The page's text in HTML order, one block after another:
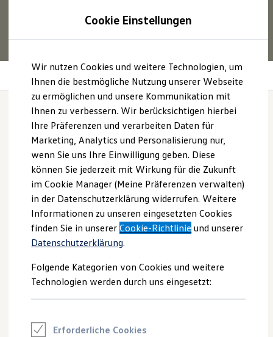
Hauptinhalt
springen
Footer
springen
Profitieren Sie von bis zu6.000 € 1
VolkswagenID. oder
Hybridmodelle.
Mehr zur E‑Auto-Förderung
Modelle und Konfigurator
Konfigurator
Modelle vergleichen
Konfiguration laden
Autosuche
Elektroautos
ENERGY Sondermodelle
Nutzfahrzeuge
SUV und CUV
Familienautos
Kombis
Kompaktwagen
Sportwagen
Schnell verfügbare Fahrzeuge
Angebote und Produkte
Aktuelle Angebote
E-Auto-Förderung
Volkswagen Marktplatz
Elektromobilität bei Gebrauchtwagen
Assistenzsysteme für mehr Sicherheit
Assistenzsysteme für
mehr Sicherheit im
Überblick:
Emergency Assist
Notbremsassistent „Front Assist“
Abbiegebremsfunktion und
Ausweichunterstützung
Proaktives Insassenschutzsystem
Cookie Einstellungen
Wir nutzen Cookies und weitere Technologien, um
Ihnen die bestmögliche Nutzung unserer Webseite
zu ermöglichen und unsere Kommunikation mit
Ihnen zu verbessern. Wir berücksichtigen hierbei
Ihre Präferenzen und verarbeiten Daten für
Marketing, Analytics und Personalisierung nur,
wenn Sie uns Ihre Einwilligung geben. Diese
können Sie jederzeit mit Wirkung für die Zukunft
im Cookie Manager (Meine Präferenzen verwalten)
in der Datenschutzerklärung widerrufen. Weitere
Informationen zu unseren eingesetzten Cookies
finden Sie in unsererCookie-Richtlinie und unserer
Datenschutzerklärung.
Folgende Kategorien von Cookies und weitere
Technologien werden durch uns eingesetzt:
Erforderliche Cookies